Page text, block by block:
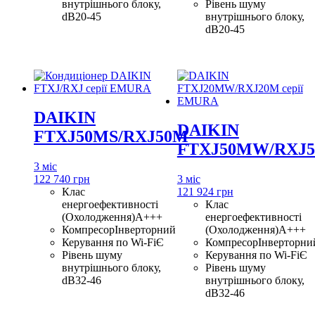
внутрішнього блоку,
dB20-45
Рівень шуму
внутрішнього блоку,
dB20-45
DAIKIN
FTXJ50MS/RXJ50M
3 міс
122 740 грн
Клас
енергоефективності
(Охолодження)A+++
КомпресорІнверторний
Керування по Wi-FiЄ
Рівень шуму
внутрішнього блоку,
dB32-46
DAIKIN
FTXJ50MW/
3 міс
121 924 грн
Клас
енергоефективності
(Охолодження)A+++
Компресор
Керування по Wi-FiЄ
Рівень шуму
внутрішнього блоку,
dB32-46